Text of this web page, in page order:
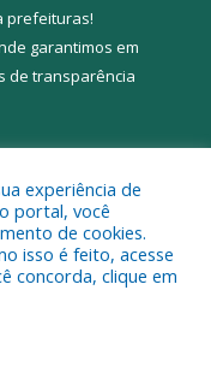
prefeituras!
garantimos em
de transparência
Municipal de Anapu.
experiência de
portal, você
de cookies.
isso é feito, acesse
concorda, clique em